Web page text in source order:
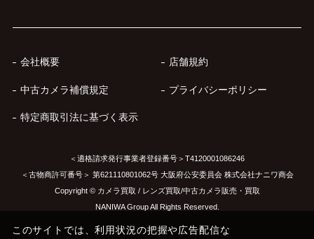
会社概要 店舗規約
中古カメラ補償規定 プライバシーポリシー
特定商取引法に基づく表示
＜適格請求発行事業者登録番号＞T4120001086246
＜古物商許可番号＞ 第621110801062号 大阪府公安委員会 株式会社ナニワ商会
Copyright © カメラ買取 / レンズ買取/中古カメラ販売・買取
NANIWA Group All Rights Reserved.
このサイトでは、利用状況の把握や広告配信な